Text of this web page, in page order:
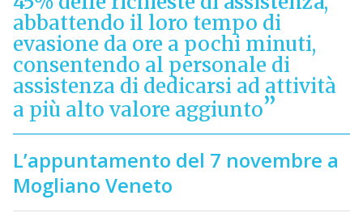
abbattendo il loro tempo di
evasione da ore a pochi minuti,
consentendo al personale di
assistenza di dedicarsi ad attività
a più alto valore aggiunto
L’appuntamento del 7 novembre a
Mogliano Veneto